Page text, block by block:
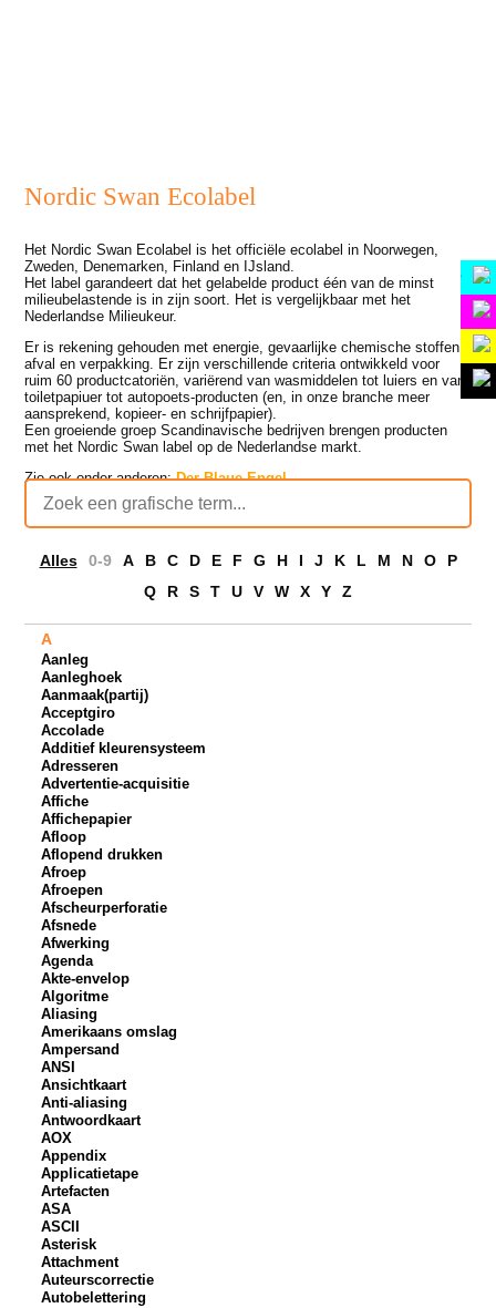
Home
Aanvullingen
Sponsoren
Info
Nordic Swan Ecolabel
Het Nordic Swan Ecolabel is het officiële ecolabel in Noorwegen,
Zweden, Denemarken, Finland en IJsland.
Het label garandeert dat het gelabelde product één van de minst
milieubelastende is in zijn soort. Het is vergelijkbaar met het
Nederlandse Milieukeur.
Er is rekening gehouden met energie, gevaarlijke chemische stoffen,
afval en verpakking. Er zijn verschillende criteria ontwikkeld voor
ruim 60 productcatoriën, variërend van wasmiddelen tot luiers en van
toiletpapiuer tot autopoets-producten (en, in onze branche meer
aansprekend, kopieer- en schrijfpapier).
Een groeiende groep Scandinavische bedrijven brengen producten
met het Nordic Swan label op de Nederlandse markt.
Zie ook onder anderen:Der Blaue Engel.
Alles 0-9 A B C D E F G H I J K L M N O
P
Q
R S T U V W X Y Z
A
Aanleg
Aanleghoek
Aanmaak(partij)
Acceptgiro
Accolade
Additief kleurensysteem
Adresseren
Advertentie-acquisitie
Affiche
Affichepapier
Afloop
Aflopend drukken
Afroep
Afroepen
Afscheurperforatie
Afsnede
Afwerking
Agenda
Akte-envelop
Algoritme
Aliasing
Amerikaans omslag
Ampersand
ANSI
Ansichtkaart
Anti-aliasing
Antwoordkaart
AOX
Appendix
Applicatietape
Artefacten
ASA
ASCII
Asterisk
Attachment
Auteurscorrectie
Autobelettering